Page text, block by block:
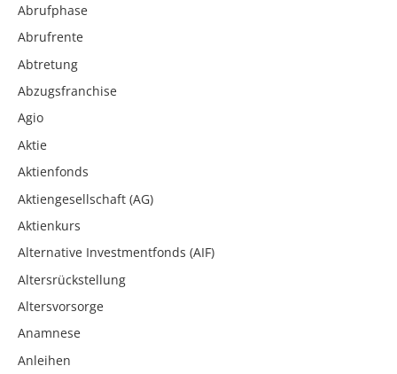
Abrufphase
Abrufrente
Abtretung
Abzugsfranchise
Agio
Aktie
Aktienfonds
Aktiengesellschaft (AG)
Aktienkurs
Alternative Investmentfonds (AIF)
Altersrückstellung
Altersvorsorge
Anamnese
Anleihen